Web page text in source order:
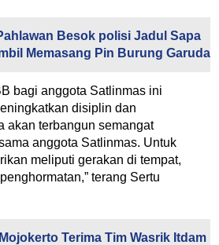
Besok polisi Jadul Sapa
Memasang Pin Burung Garuda
bagi anggota Satlinmas ini
disiplin dan
akan terbangun semangat
anggota Satlinmas. Untuk
meliputi gerakan di tempat,
terang Sertu
Terima Tim Wasrik Itdam